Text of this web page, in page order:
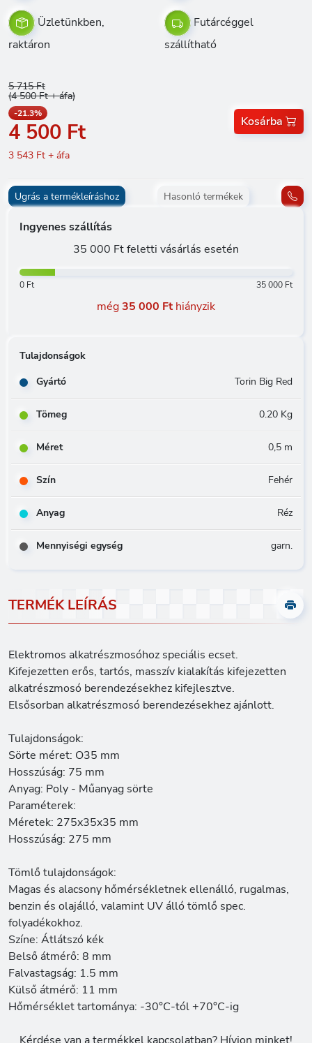
TERMÉK LEÍRÁS
Elektromos alkatrészmosóhoz speciális ecset.
Kifejezetten erős, tartós, masszív kialakítás kifejezetten
alkatrészmosó berendezésekhez kifejlesztve.
Elsősorban alkatrészmosó berendezésekhez ajánlott.
Tulajdonságok:
Sörte méret: O35 mm
Hosszúság: 75 mm
Anyag: Poly - Műanyag sörte
Paraméterek:
Méretek: 275x35x35 mm
Hosszúság: 275 mm
Tömlő tulajdonságok:
Magas és alacsony hőmérsékletnek ellenálló, rugalmas,
benzin és olajálló, valamint UV álló tömlő spec.
folyadékokhoz.
Színe: Átlátszó kék
Belső átmérő: 8 mm
Falvastagság: 1.5 mm
Külső átmérő: 11 mm
Hőmérséklet tartománya: -30°C-tól +70°C-ig
Üzletünkben,
raktáron
Futárcéggel
szállítható
5 715 Ft
(4 500 Ft + áfa)
-21.3%
4 500 Ft
3 543 Ft + áfa
Kosárba
Ugrás a termékleíráshoz Hasonló termékek
Ingyenes szállítás
35 000 Ft feletti vásárlás esetén
0 Ft 35 000 Ft
még35 000 Fthiányzik
Tulajdonságok
Gyártó
Torin Big Red
Tömeg 0.20 Kg
Méret 0,5 m
Szín Fehér
Anyag Réz
Mennyiségi egység garn.